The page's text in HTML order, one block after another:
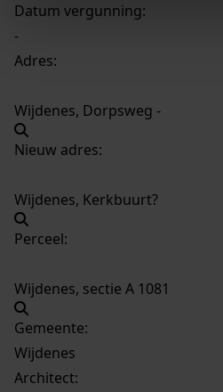
Datum vergunning:
-
Adres:
Wijdenes, Dorpsweg -
Nieuw adres:
Wijdenes, Kerkbuurt?
Perceel:
Wijdenes, sectie A 1081
Gemeente:
Wijdenes
Architect: